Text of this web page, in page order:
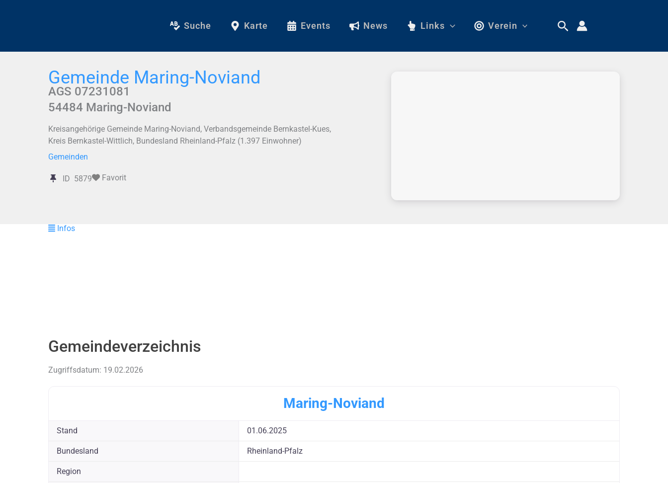
Suche Karte Events News Links Verein
Gemeinde Maring-Noviand
AGS 07231081
54484 Maring-Noviand
Kreisangehörige Gemeinde Maring-Noviand, Verbandsgemeinde Bernkastel-Kues,
Kreis Bernkastel-Wittlich, Bundesland Rheinland-Pfalz (1.397 Einwohner)
Gemeinden
ID 5879 Favorit
Infos
Gemeindeverzeichnis
Zugriffsdatum: 19.02.2026
Maring-Noviand
Stand 01.06.2025
Bundesland Rheinland-Pfalz
Region